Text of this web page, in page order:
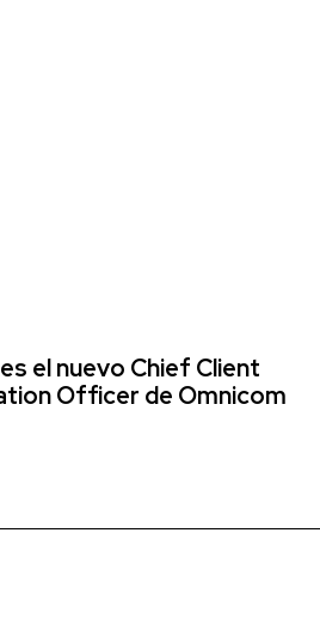
el nuevo Chief Client
Officer de Omnicom